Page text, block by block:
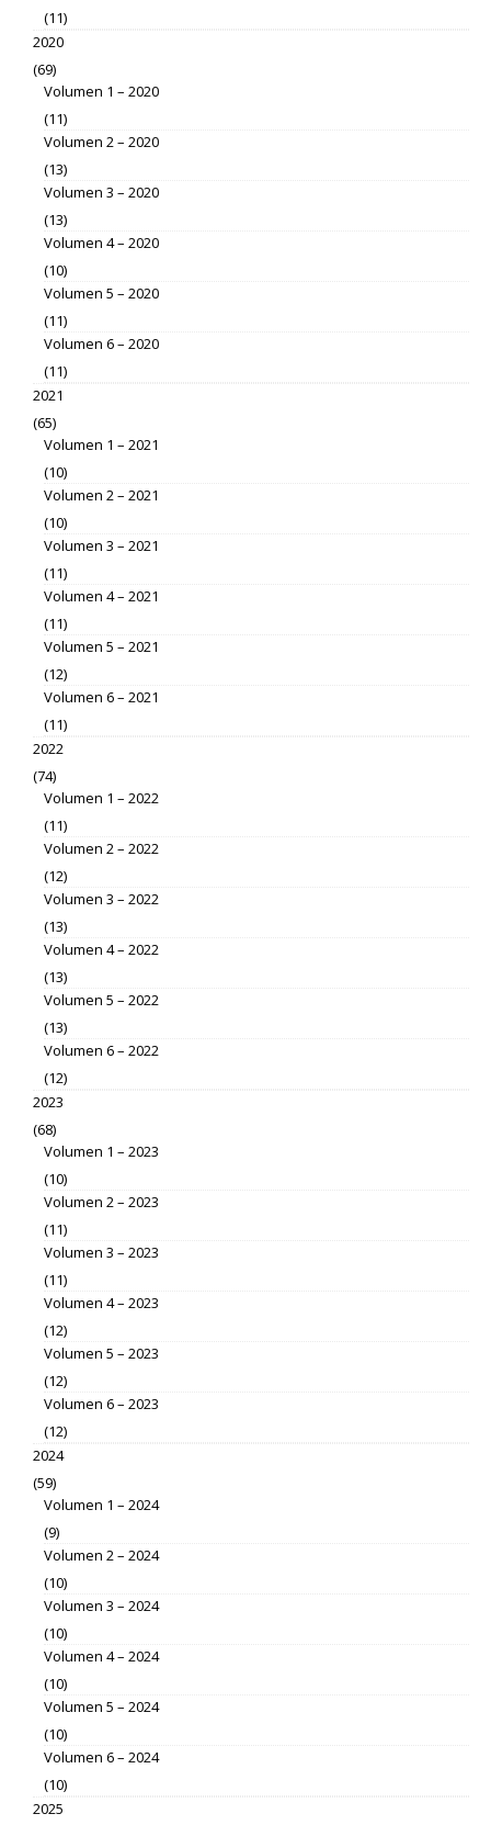
(11)
2020
(69)
Volumen 1 – 2020
(11)
Volumen 2 – 2020
(13)
Volumen 3 – 2020
(13)
Volumen 4 – 2020
(10)
Volumen 5 – 2020
(11)
Volumen 6 – 2020
(11)
2021
(65)
Volumen 1 – 2021
(10)
Volumen 2 – 2021
(10)
Volumen 3 – 2021
(11)
Volumen 4 – 2021
(11)
Volumen 5 – 2021
(12)
Volumen 6 – 2021
(11)
2022
(74)
Volumen 1 – 2022
(11)
Volumen 2 – 2022
(12)
Volumen 3 – 2022
(13)
Volumen 4 – 2022
(13)
Volumen 5 – 2022
(13)
Volumen 6 – 2022
(12)
2023
(68)
Volumen 1 – 2023
(10)
Volumen 2 – 2023
(11)
Volumen 3 – 2023
(11)
Volumen 4 – 2023
(12)
Volumen 5 – 2023
(12)
Volumen 6 – 2023
(12)
2024
(59)
Volumen 1 – 2024
(9)
Volumen 2 – 2024
(10)
Volumen 3 – 2024
(10)
Volumen 4 – 2024
(10)
Volumen 5 – 2024
(10)
Volumen 6 – 2024
(10)
2025